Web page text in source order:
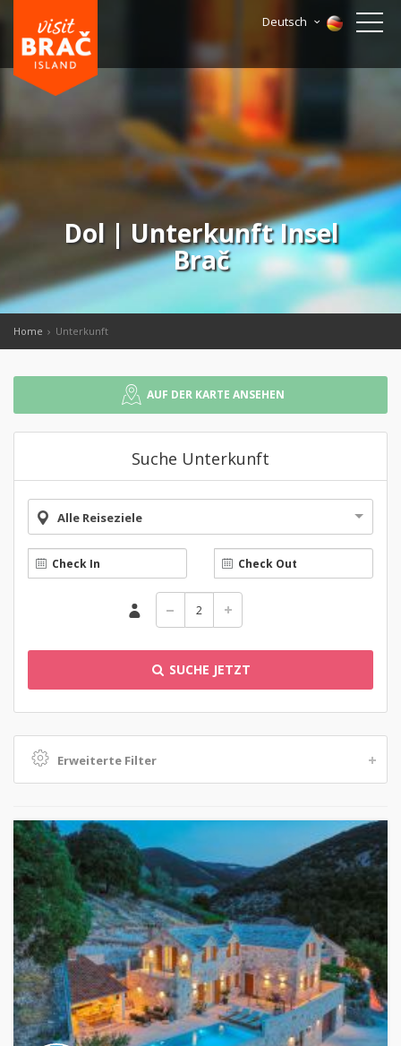
Deutsch
Dol | Unterkunft Insel
Brač
Home Unterkunft
AUF DER KARTE ANSEHEN
Suche Unterkunft
Alle Reiseziele
SUCHE JETZT
Erweiterte Filter